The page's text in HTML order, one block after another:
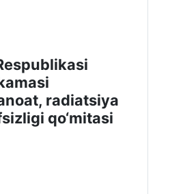
radiatsiya
qo‘mitasi